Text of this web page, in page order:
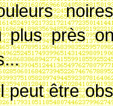
plus près
peut être